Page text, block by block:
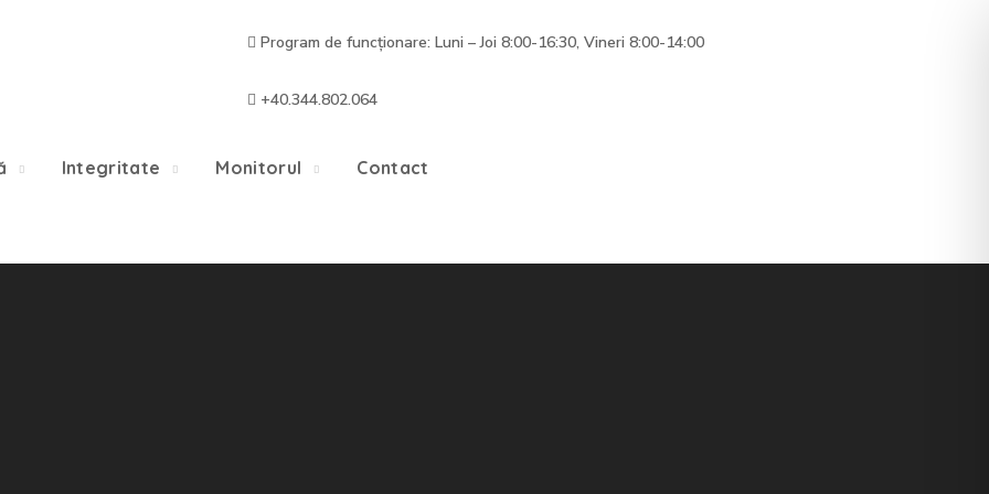
Program de funcționare: Luni – Joi 8:00-16:30, Vineri 8:00-14:00
+40.344.802.064
Integritate Monitorul Contact